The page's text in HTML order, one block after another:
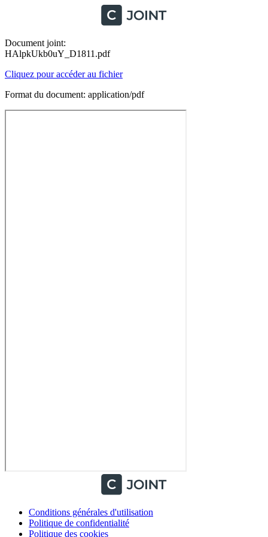
Document joint:
HAlpkUkb0uY_D1811.pdf
Cliquez pour accéder au fichier
Format du document: application/pdf
Conditions générales d'utilisation
Politique de confidentialité
Politique des cookies